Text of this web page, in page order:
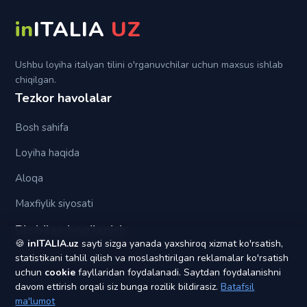
Su
inITALIA UZ
Ushbu loyiha italyan tilini o'rganuvchilar uchun maxsus ishlab
chiqilgan.
Tezkor havolalar
Bosh sahifa
Loyiha haqida
Aloqa
Maxfiylik siyosati
Biz bilan bog'lanish
yagonapochta1@gmail.com
🍪 inITALIA.uz sayti sizga yanada yaxshiroq xizmat ko'rsatish,
statistikani tahlil qilish va moslashtirilgan reklamalar ko'rsatish
uchun cookie fayllaridan foydalanadi. Saytdan foydalanishni
davom ettirish orqali siz bunga rozilik bildirasiz.Batafsil
ma'lumot